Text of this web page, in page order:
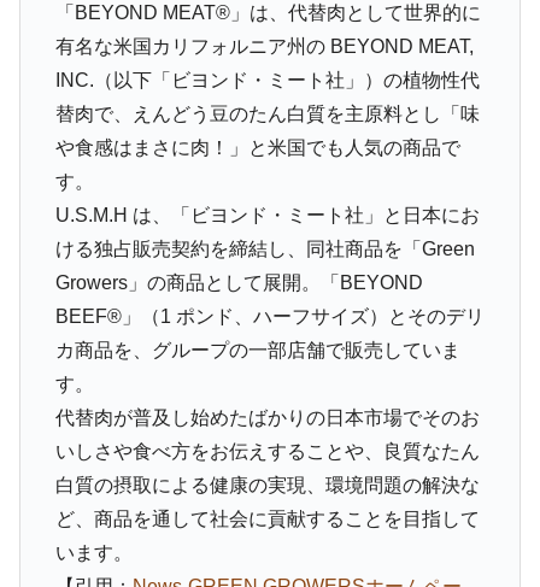
「BEYOND MEAT®」は、代替肉として世界的に
有名な米国カリフォルニア州の BEYOND MEAT,
INC.（以下「ビヨンド・ミート社」）の植物性代
替肉で、えんどう豆のたん白質を主原料とし「味
や食感はまさに肉！」と米国でも人気の商品で
す。
U.S.M.H は、「ビヨンド・ミート社」と日本にお
ける独占販売契約を締結し、同社商品を「Green
Growers」の商品として展開。「BEYOND
BEEF®」（1 ポンド、ハーフサイズ）とそのデリ
カ商品を、グループの一部店舗で販売していま
す。
代替肉が普及し始めたばかりの日本市場でそのお
いしさや食べ方をお伝えすることや、良質なたん
白質の摂取による健康の実現、環境問題の解決な
ど、商品を通して社会に貢献することを目指して
います。